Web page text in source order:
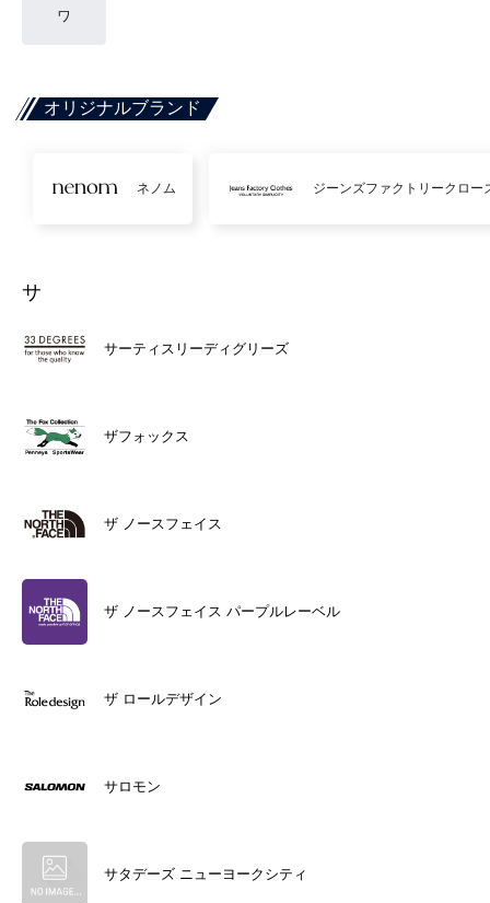
ワ
オリジナルブランド
ネノム ジーンズファクトリークロー
サ
サーティスリーディグリーズ
ザフォックス
ザ ノースフェイス
ザ ノースフェイス パープルレーベル
ザ ロールデザイン
サロモン
サタデーズ ニューヨークシティ